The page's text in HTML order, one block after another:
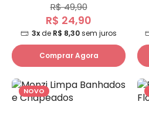
R$ 49,90
R$ 24,90
3xde R$ 8,30sem juros
Comprar Agora
NOVO